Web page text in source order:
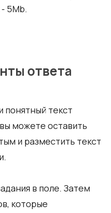
5Mb.
ответа
текст
можете оставить
и разместить текст
в поле. Затем
которые